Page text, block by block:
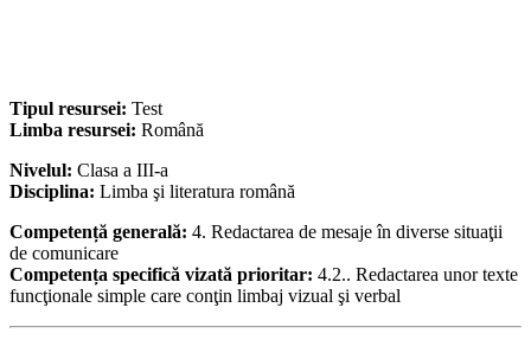
Tipul resursei: Test
Limba resursei: Română
Nivelul: Clasa a III-a
Disciplina: Limba şi literatura română
Competență generală: 4. Redactarea de mesaje în diverse situaţii
de comunicare
Competența specifică vizată prioritar: 4.2.. Redactarea unor texte
funcţionale simple care conţin limbaj vizual şi verbal